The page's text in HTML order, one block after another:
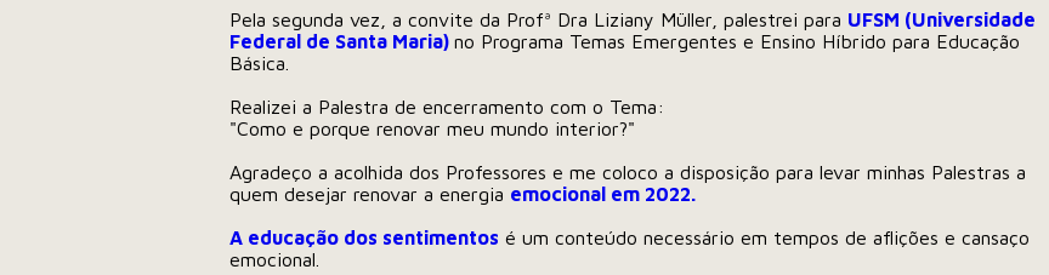
Pela segunda vez, a convite da Profª Dra Liziany Müller , palestrei para UFSM (Universidade
Federal de Santa Maria)no Programa Temas Emergentes e Ensino Híbrido para Educação
Básica.
Realizei a Palestra de encerramento com o Tema:
"Como e porque renovar meu mundo interior?"
Agradeço a acolhida dos Professores e me coloco a disposição para levar minhas Palestras a
quem desejar renovar a energia emocional em 2022.
A educação dos sentimentos é um conteúdo necessário em tempos de aflições e cansaço
emocional.